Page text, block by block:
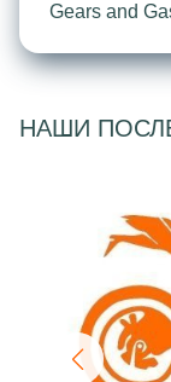
Gears and
НАШИ